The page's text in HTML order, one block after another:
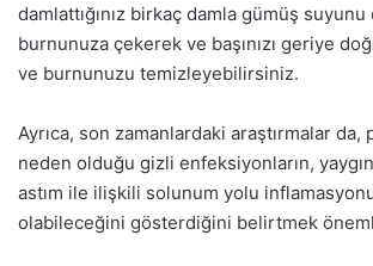
damlattığınız birkaç damla gümüş
burnunuza çekerek ve başınızı geriye
ve burnunuzu temizleyebilirsiniz.
Ayrıca, son zamanlardaki araştırmalar da,
neden olduğu gizli enfeksiyonların,
astım ile ilişkili solunum yolu
olabileceğini gösterdiğini belirtmek